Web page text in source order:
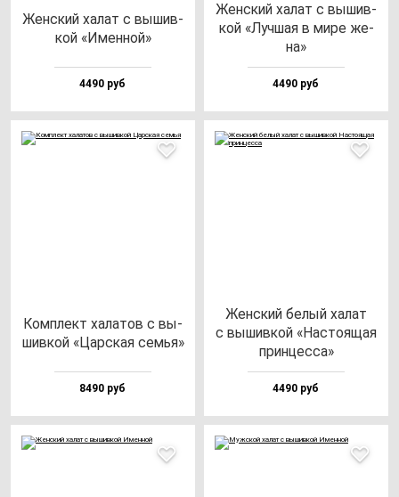
Жен­ский ха­лат с вы­шив­
кой «Имен­ной»
4490 руб
Жен­ский ха­лат с вы­шив­
кой «Луч­шая в ми­ре же­
на»
4490 руб
Ком­плект ха­ла­тов с вы­
шив­кой «Цар­ская семья»
8490 руб
Жен­ский бе­лый ха­лат
с вы­шив­кой «Нас­то­ящая
прин­цес­са»
4490 руб